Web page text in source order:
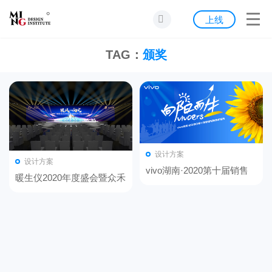
发现
灵感
公告
关于我们
上线
TAG： 颁奖
设计方案
暖生仪2020年度盛会暨众禾
设计方案
vivo湖南·2020第十届销售